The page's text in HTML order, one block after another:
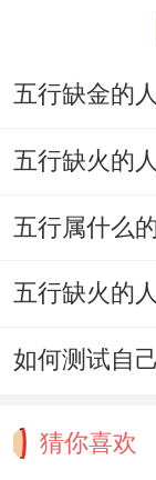
猜你喜欢